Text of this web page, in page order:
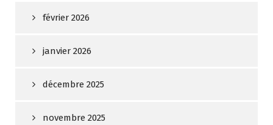
février 2026
janvier 2026
décembre 2025
novembre 2025